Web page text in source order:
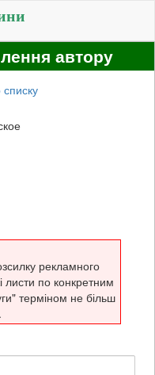
автору
рекламного
листи по конкретним
терміном не більш